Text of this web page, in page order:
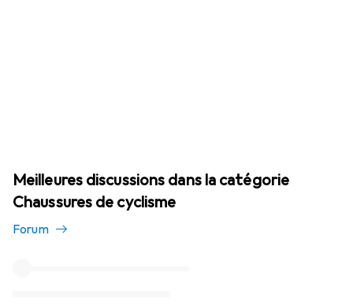
Meilleures discussions dans la catégorie
Chaussures de cyclisme
Forum